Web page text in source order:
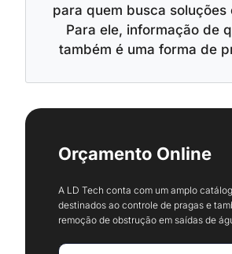
para quem busca soluções
Para ele, informação de
também é uma forma de
Orçamento Online
A LD Tech conta com um amplo
destinados ao controle de pragas e
remoção de obstrução em saídas de